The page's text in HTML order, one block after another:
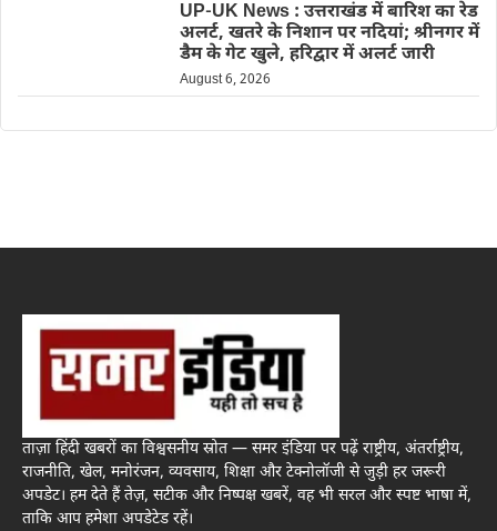
UP-UK News : उत्तराखंड में बारिश का रेड
अलर्ट, खतरे के निशान पर नदियां; श्रीनगर में
डैम के गेट खुले, हरिद्वार में अलर्ट जारी
August 6, 2026
ताज़ा हिंदी खबरों का विश्वसनीय स्रोत — समर इंडिया पर पढ़ें राष्ट्रीय, अंतर्राष्ट्रीय,
राजनीति, खेल, मनोरंजन, व्यवसाय, शिक्षा और टेक्नोलॉजी से जुड़ी हर जरूरी
अपडेट। हम देते हैं तेज़, सटीक और निष्पक्ष खबरें, वह भी सरल और स्पष्ट भाषा में,
ताकि आप हमेशा अपडेटेड रहें।